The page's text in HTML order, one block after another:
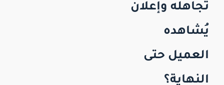
تجاهله وإعلان
يُشاهده
العميل حتى
النهاية؟